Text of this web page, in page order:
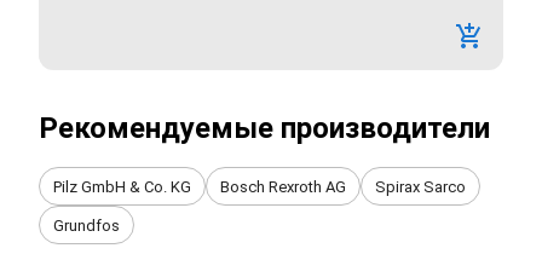
Рекомендуемые производители
Pilz GmbH & Co. KG Bosch Rexroth AG Spirax Sarco
Grundfos